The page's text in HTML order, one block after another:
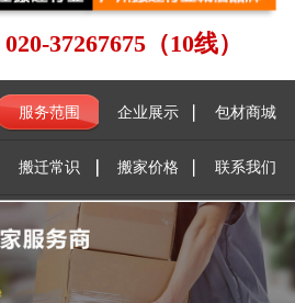
020-37267675（10线）
服务范围 企业展示 包材商城
搬迁常识 搬家价格 联系我们